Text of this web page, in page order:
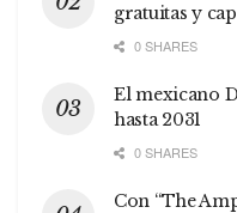
gratuitas y
0 SHARES
El mexicano
hasta 2031
0 SHARES
Con “The